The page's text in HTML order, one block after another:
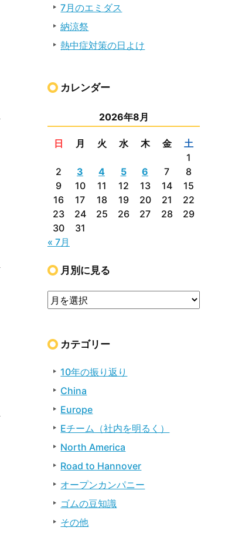
7月のエミダス
納涼祭
熱中症対策の日よけ
カレンダー
2026年8月
日 月 火 水 木 金
土
1
2
3 4 5 6 7
8
9
10 11 12 13 14
15
16
17 18 19 20 21
22
23
24 25 26 27 28
29
30
31
« 7月
月別に見る
カテゴリー
10年の振り返り
China
Europe
Eチーム（社内を明るく）
North America
Road to Hannover
オープンカンパニー
ゴムの豆知識
その他